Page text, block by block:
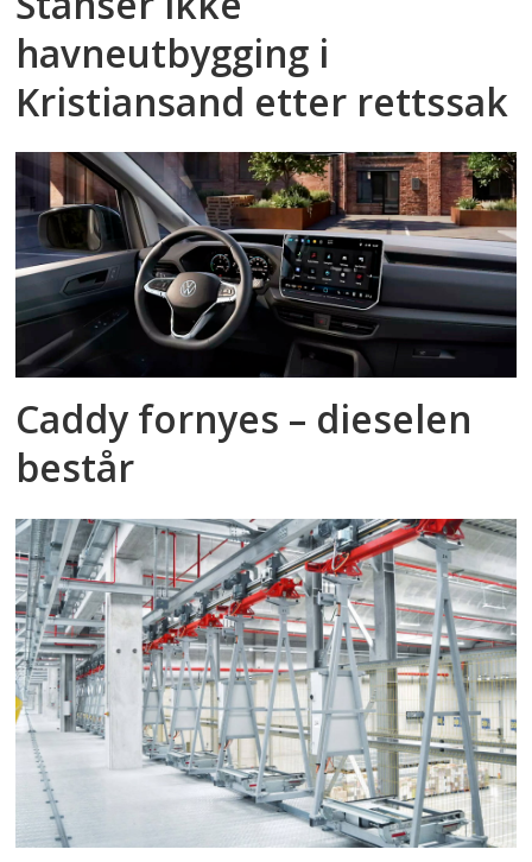
havneutbygging i
Kristiansand etter rettssak
Caddy fornyes – dieselen
består